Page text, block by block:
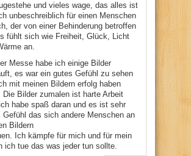
und vieles wage, das alles ist
unbeschreiblich für einen Menschen
der von einer Behinderung betroffen
fühlt sich wie Freiheit, Glück, Licht
an.
Messe habe ich einige Bilder
es war ein gutes Gefühl zu sehen
mit meinen Bildern erfolg haben
Die Bilder zumalen ist harte Arbeit
habe spaß daran und es ist sehr
Gefühl das sich andere Menschen an
Bildern
Ich kämpfe für mich und für mein
ich tue das was jeder tun sollte.